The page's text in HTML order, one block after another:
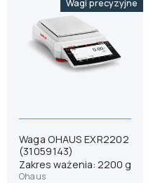
Wagi precyzyjne
Waga OHAUS EXR2202
(31059143)
Zakres ważenia: 2200 g
Ohaus